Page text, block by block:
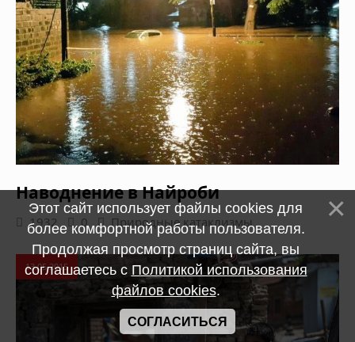
Наводнение в Найроби
1932 0 Природные катаклизмы
13.05.2015
Этот сайт использует файлы cookies для
более комфортной работы пользователя.
Продолжая просмотр страниц сайта, вы
соглашаетесь с Политикой использования
файлов cookies.
СОГЛАСИТЬСЯ